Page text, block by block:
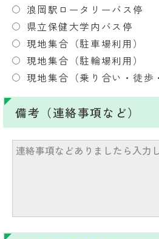
浪岡駅ロータリーバス停
県立保健大学内バス停
現地集合（駐車場利用）
現地集合（駐輪場利用）
現地集合（乗り合い・徒歩
備考（連絡事項など）